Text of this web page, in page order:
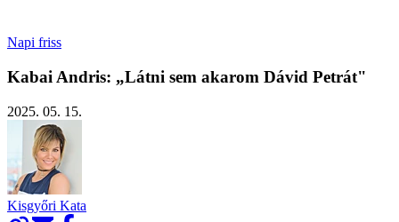
Napi friss
Kabai Andris: „Látni sem akarom Dávid Petrát"
2025. 05. 15.
Kisgyőri Kata